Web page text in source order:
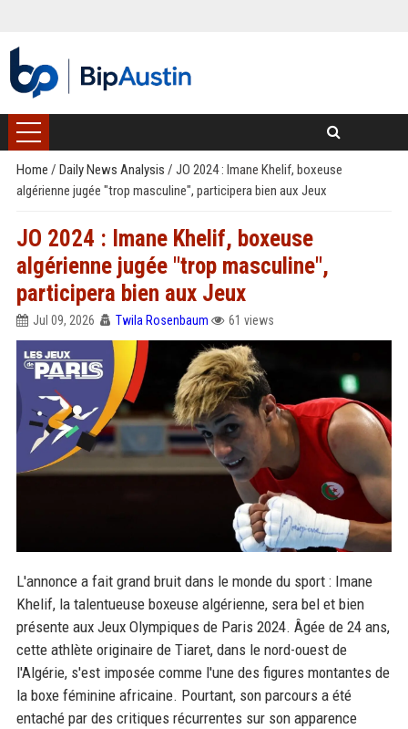
Home / Daily News Analysis / JO 2024 : Imane Khelif, boxeuse
algérienne jugée "trop masculine", participera bien aux Jeux
JO 2024 : Imane Khelif, boxeuse
algérienne jugée "trop masculine",
participera bien aux Jeux
Jul 09, 2026 Twila Rosenbaum 61 views
L'annonce a fait grand bruit dans le monde du sport : Imane
Khelif, la talentueuse boxeuse algérienne, sera bel et bien
présente aux Jeux Olympiques de Paris 2024. Âgée de 24 ans,
cette athlète originaire de Tiaret, dans le nord-ouest de
l'Algérie, s'est imposée comme l'une des figures montantes de
la boxe féminine africaine. Pourtant, son parcours a été
entaché par des critiques récurrentes sur son apparence